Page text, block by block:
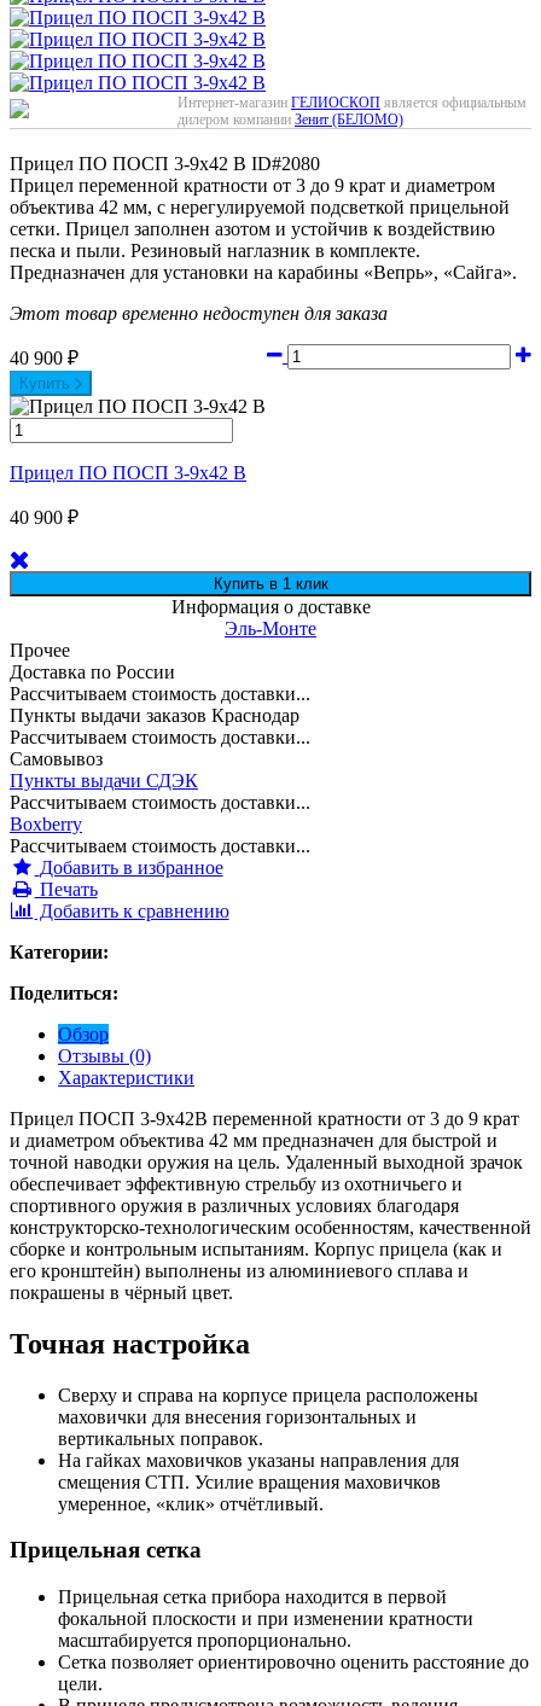
Интернет-магазин ГЕЛИОСКОП является официальным
дилером компании Зенит (БЕЛОМО)
Прицел ПО ПОСП 3-9х42 В ID#2080
Прицел переменной кратности от 3 до 9 крат и диаметром
объектива 42 мм, с нерегулируемой подсветкой прицельной
сетки. Прицел заполнен азотом и устойчив к воздействию
песка и пыли. Резиновый наглазник в комплекте.
Предназначен для установки на карабины «Вепрь», «Сайга».
Этот товар временно недоступен для заказа
40 900 ₽
Купить
Прицел ПО ПОСП 3-9х42 В
40 900 ₽
Информация о доставке
Эль-Монте
Прочее
Доставка по России
Рассчитываем стоимость доставки...
Пункты выдачи заказов Краснодар
Рассчитываем стоимость доставки...
Самовывоз
Пункты выдачи СДЭК
Рассчитываем стоимость доставки...
Boxberry
Рассчитываем стоимость доставки...
Добавить в избранное
Печать
Добавить к сравнению
Категории:
Поделиться:
Обзор
Отзывы (0)
Характеристики
Прицел ПОСП 3-9x42В переменной кратности от 3 до 9 крат
и диаметром объектива 42 мм предназначен для быстрой и
точной наводки оружия на цель. Удаленный выходной зрачок
обеспечивает эффективную стрельбу из охотничьего и
спортивного оружия в различных условиях благодаря
конструкторско-технологическим особенностям, качественной
сборке и контрольным испытаниям. Корпус прицела (как и
его кронштейн) выполнены из алюминиевого сплава и
покрашены в чёрный цвет.
Точная настройка
Сверху и справа на корпусе прицела расположены
маховички для внесения горизонтальных и
вертикальных поправок.
На гайках маховичков указаны направления для
смещения СТП. Усилие вращения маховичков
умеренное, «клик» отчётливый.
Прицельная сетка
Прицельная сетка прибора находится в первой
фокальной плоскости и при изменении кратности
масштабируется пропорционально.
Сетка позволяет ориентировочно оценить расстояние до
цели.